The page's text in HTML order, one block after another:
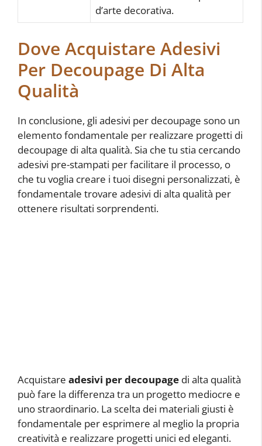
d’arte decorativa.
Dove Acquistare Adesivi
Per Decoupage Di Alta
Qualità
In conclusione, gli adesivi per decoupage sono un
elemento fondamentale per realizzare progetti di
decoupage di alta qualità. Sia che tu stia cercando
adesivi pre-stampati per facilitare il processo, o
che tu voglia creare i tuoi disegni personalizzati, è
fondamentale trovare adesivi di alta qualità per
ottenere risultati sorprendenti.
Acquistare adesivi per decoupage di alta qualità
può fare la differenza tra un progetto mediocre e
uno straordinario. La scelta dei materiali giusti è
fondamentale per esprimere al meglio la propria
creatività e realizzare progetti unici ed eleganti.